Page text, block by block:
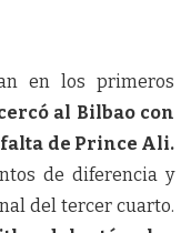
en los primeros
al Bilbao con
de Prince Ali.
de diferencia y
del tercer cuarto.